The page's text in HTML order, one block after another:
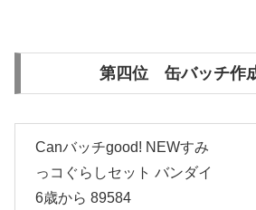
第四位 缶バッチ作
Canバッチgood! NEWすみ
っコぐらしセット バンダイ
6歳から 89584